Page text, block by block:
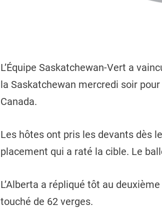
L’Équipe Saskatchewan-Vert a
la Saskatchewan mercredi soir
Canada.
Les hôtes ont pris les devants dès
placement qui a raté la cible. Le
L’Alberta a répliqué tôt au
touché de 62 verges.